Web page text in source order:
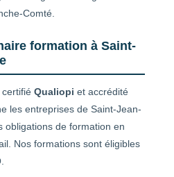
Comté.
formation à Saint-
Qualiopi et accrédité
les entreprises de Saint-Jean-
obligations de formation en
Nos formations sont éligibles